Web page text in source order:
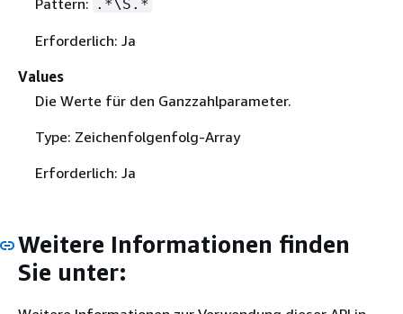
.*\S.*
Erforderlich: Ja
Values
Die Werte für den Ganzzahlparameter.
Type: Zeichenfolgenfolg-Array
Erforderlich: Ja
Weitere Informationen finden
Sie unter: